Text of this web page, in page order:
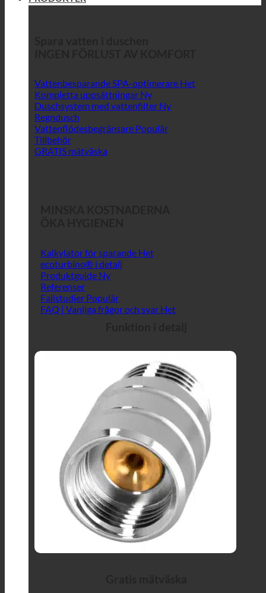
Vattenbesparande SPA-optimerare
Kompletta uppsättningar
Duschsystem med vattenfilter
Regndusch
Vattenflödesbegränsare
Tillbehör
GRATIS mätväska
Kalkylator för sparande
ecoturbino® i detalj
Produktguide
Referenser
Fallstudier
FAQ | Vanliga frågor och svar